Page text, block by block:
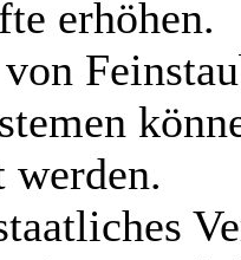
erhöhen.
werden.